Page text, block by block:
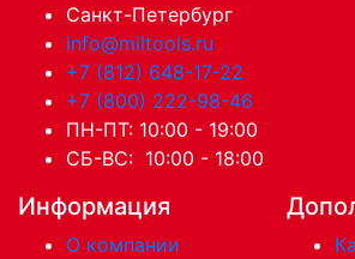
Санкт-Петербург
info@miltools.ru
+7 (812) 648-17-22
+7 (800) 222-98-46
ПН-ПТ: 10:00 - 19:00
СБ-ВС: 10:00 - 18:00
Информация
О компании